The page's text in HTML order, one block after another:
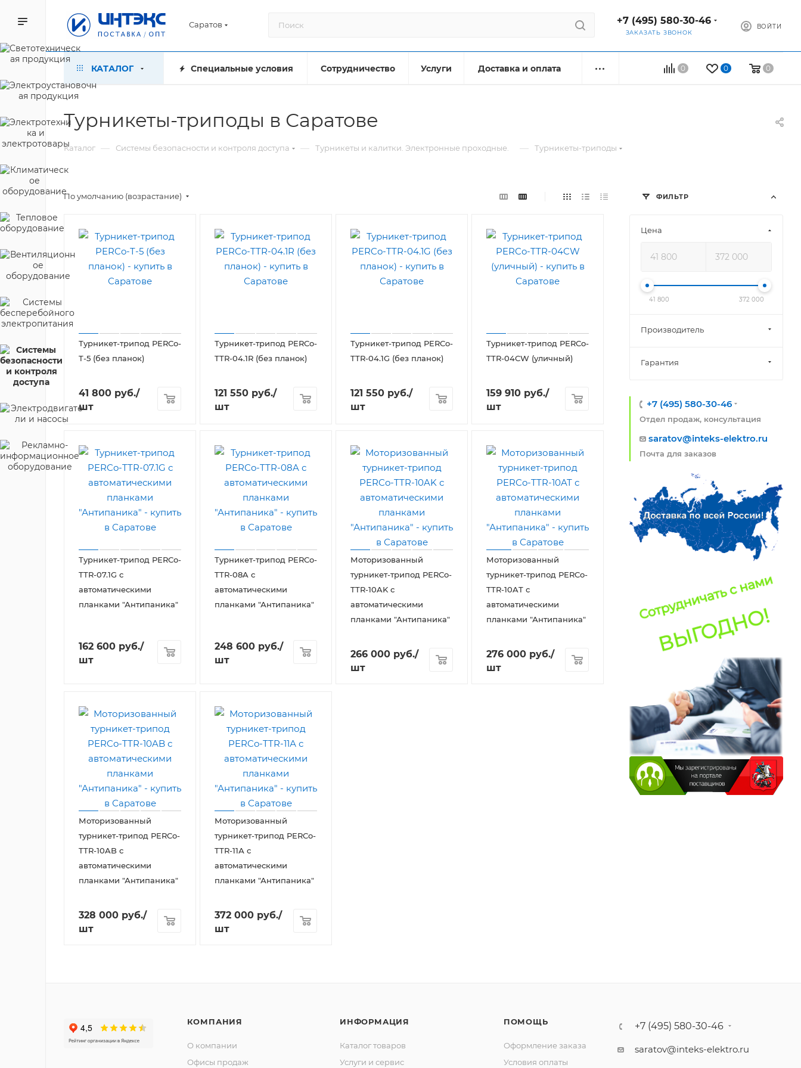
Саратов +7 (495) 580-30-46
ЗАКАЗАТЬ ЗВОНОК
ВОЙТИ
0 0 0
КАТАЛОГ Специальные условия Сотрудничество Услуги Доставка и оплата
Турникеты-триподы в Саратове
Каталог — Системы безопасности и контроля доступа — Турникеты и калитки. Электронные проходные. — Турникеты-триподы
По умолчанию (возрастание)
Турникет-трипод PERCo-
T-5 (без планок)
41 800 руб./
шт
Турникет-трипод PERCo-
TTR-04.1R (без планок)
121 550 руб./
шт
Турникет-трипод PERCo-
TTR-04.1G (без планок)
121 550 руб./
шт
Турникет-трипод PERCo-
TTR-04CW (уличный)
159 910 руб./
шт
Турникет-трипод PERCo-
TTR-07.1G с
автоматическими
планками "Антипаника"
162 600 руб./
шт
Турникет-трипод PERCo-
TTR-08A с
автоматическими
планками "Антипаника"
248 600 руб./
шт
Моторизованный
турникет-трипод PERCo-
TTR-10AK с
автоматическими
планками "Антипаника"
266 000 руб./
шт
Моторизованный
турникет-трипод PERCo-
TTR-10AT с
автоматическими
планками "Антипаника"
276 000 руб./
шт
Моторизованный
турникет-трипод PERCo-
TTR-10AB с
автоматическими
планками "Антипаника"
328 000 руб./
шт
Моторизованный
турникет-трипод PERCo-
TTR-11А с
автоматическими
планками "Антипаника"
372 000 руб./
шт
ФИЛЬТР
Цена
41 800 372 000
Производитель
Гарантия
+7 (495) 580-30-46
Отдел продаж, консультация
saratov@inteks-elektro.ru
Почта для заказов
КОМПАНИЯ
О компании
Офисы продаж
ИНФОРМАЦИЯ
Каталог товаров
Услуги и сервис
ПОМОЩЬ
Оформление заказа
Условия оплаты
+7 (495) 580-30-46
saratov@inteks-elektro.ru